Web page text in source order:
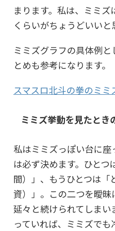
まります。私は、
ミミズ
くらいがちょうどいいと
ミミズグラフの具体例
とめも参考になります。
スマスロ北斗の拳のミ
ミミズ挙動を見たとき
私はミミズっぽい台に
は必ず決めます。ひと
間）」、もうひとつは
資）」。この二つを曖
延々と続けられてしまい
っていれば、ミミズで